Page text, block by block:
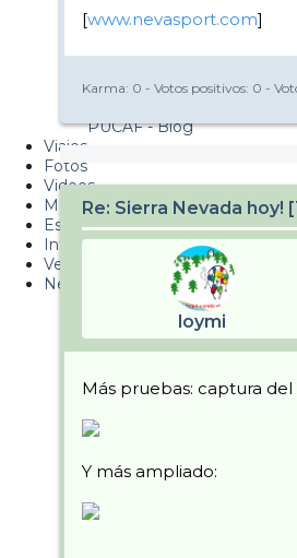
Metiendo Cantos
PUCAF - Blog
Viajes
Fotos
Videos
Material
Esquí Pro
Infonieve
Verano
Nevalog
[www.nevasport.com]
Karma: 0 - Votos positivos: 0 -
Re: Sierra Nevada hoy!
loymi
Más pruebas: captura
Y más ampliado: